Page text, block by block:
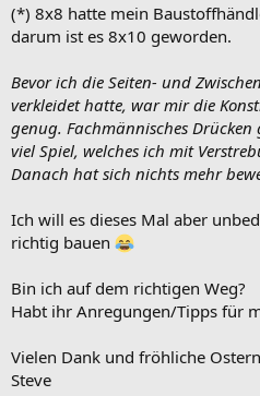
(*) 8x8 hatte mein
darum ist es 8x10 geworden.
Bevor ich die Seiten- und
verkleidet hatte, war mir die
genug. Fachmännisches
viel Spiel, welches ich mit
Danach hat sich nichts mehr
Ich will es dieses Mal aber
richtig bauen
Bin ich auf dem richtigen Weg?
Habt ihr Anregungen/Tipps für
Vielen Dank und fröhliche
Steve